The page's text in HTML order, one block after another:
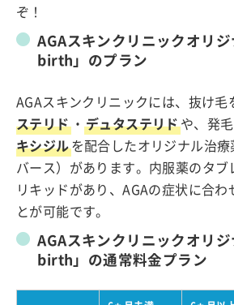
ぞ！
AGAスキンクリニックオリ
birth」のプラン
AGAスキンクリニックには、抜け毛
ステリド・デュタステリドや、発
キシジルを配合したオリジナル治
バース）があります。内服薬のタブ
リキッドがあり、AGAの症状に合わ
とが可能です。
AGAスキンクリニックオリ
birth」の通常料金プラン